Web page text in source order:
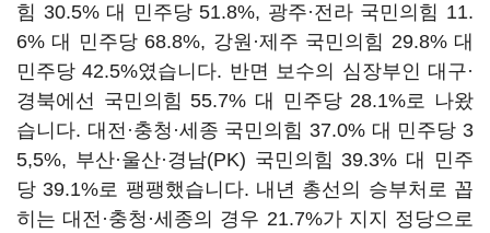
힘 30.5% 대 민주당 51.8%, 광주·전라 국민의힘 11.
6% 대 민주당 68.8%, 강원·제주 국민의힘 29.8% 대
민주당 42.5%였습니다. 반면 보수의 심장부인 대구·
경북에선 국민의힘 55.7% 대 민주당 28.1%로 나왔
습니다. 대전·충청·세종 국민의힘 37.0% 대 민주당 3
5,5%, 부산·울산·경남(PK) 국민의힘 39.3% 대 민주
당 39.1%로 팽팽했습니다. 내년 총선의 승부처로 꼽
히는 대전·충청·세종의 경우 21.7%가 지지 정당으로